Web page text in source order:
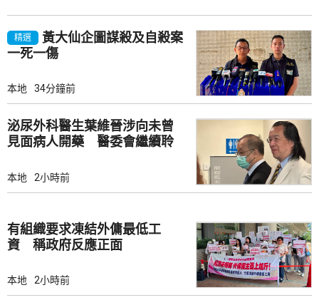
精選
黃大仙企圖謀殺及自殺案
一死一傷
本地 34分鐘前
泌尿外科醫生葉維晉涉向未曾
見面病人開藥 醫委會繼續聆
本地 2小時前
有組織要求凍結外傭最低工
資 稱政府反應正面
本地 2小時前